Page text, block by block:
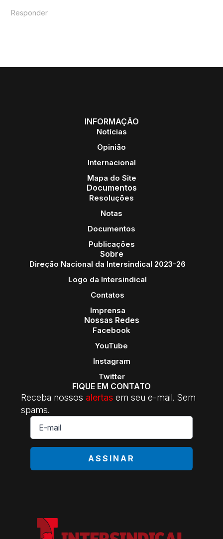
Responder
INFORMAÇÃO
Notícias
Opinião
Internacional
Mapa do Site
Documentos
Resoluções
Notas
Documentos
Publicações
Sobre
Direção Nacional da Intersindical 2023-26
Logo da Intersindical
Contatos
Imprensa
Nossas Redes
Facebook
YouTube
Instagram
Twitter
FIQUE EM CONTATO
Receba nossos alertas em seu e-mail. Sem
spams.
E-
mail
ASSINAR